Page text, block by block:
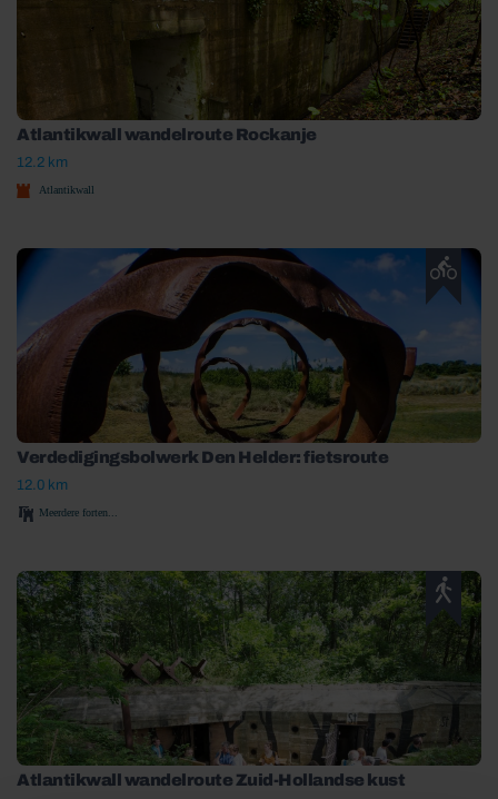
Atlantikwall wandelroute Rockanje
12.2 km
Atlantikwall
Verdedigingsbolwerk Den Helder: fietsroute
12.0 km
Meerdere forten...
Atlantikwall wandelroute Zuid-Hollandse kust